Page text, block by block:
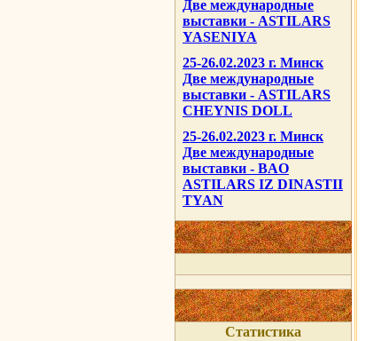
Две международные
выставки - ASTILARS
YASENIYA
25-26.02.2023 г. Минск
Две международные
выставки - ASTILARS
CHEYNIS DOLL
25-26.02.2023 г. Минск
Две международные
выставки - BAO
ASTILARS IZ DINASTII
TYAN
Статистика